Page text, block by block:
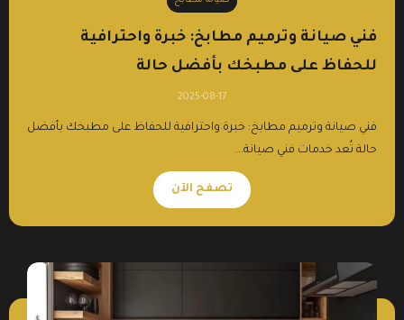
فني صيانة وترميم مطابخ: خبرة واحترافية
للحفاظ على مطبخك بأفضل حالة
2025-08-17
فني صيانة وترميم مطابخ: خبرة واحترافية للحفاظ على مطبخك بأفضل
حالة تُعد خدمات فني صيانة...
تصفح الآن